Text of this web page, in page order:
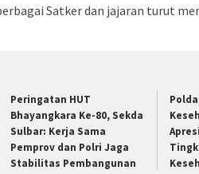
Satker dan jajaran turut
Peringatan HUT
Bhayangkara Ke-80, Sekda
Sulbar: Kerja Sama
Pemprov dan Polri Jaga
Stabilitas Pembangunan